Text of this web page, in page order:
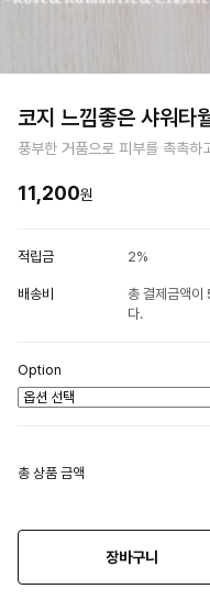
코지 느낌좋은 샤워타
풍부한 거품으로 피부를 촉촉하
11,200원
적립금 2%
배송비
총 결제금액
다.
Option
총 상품 금액
장바구니